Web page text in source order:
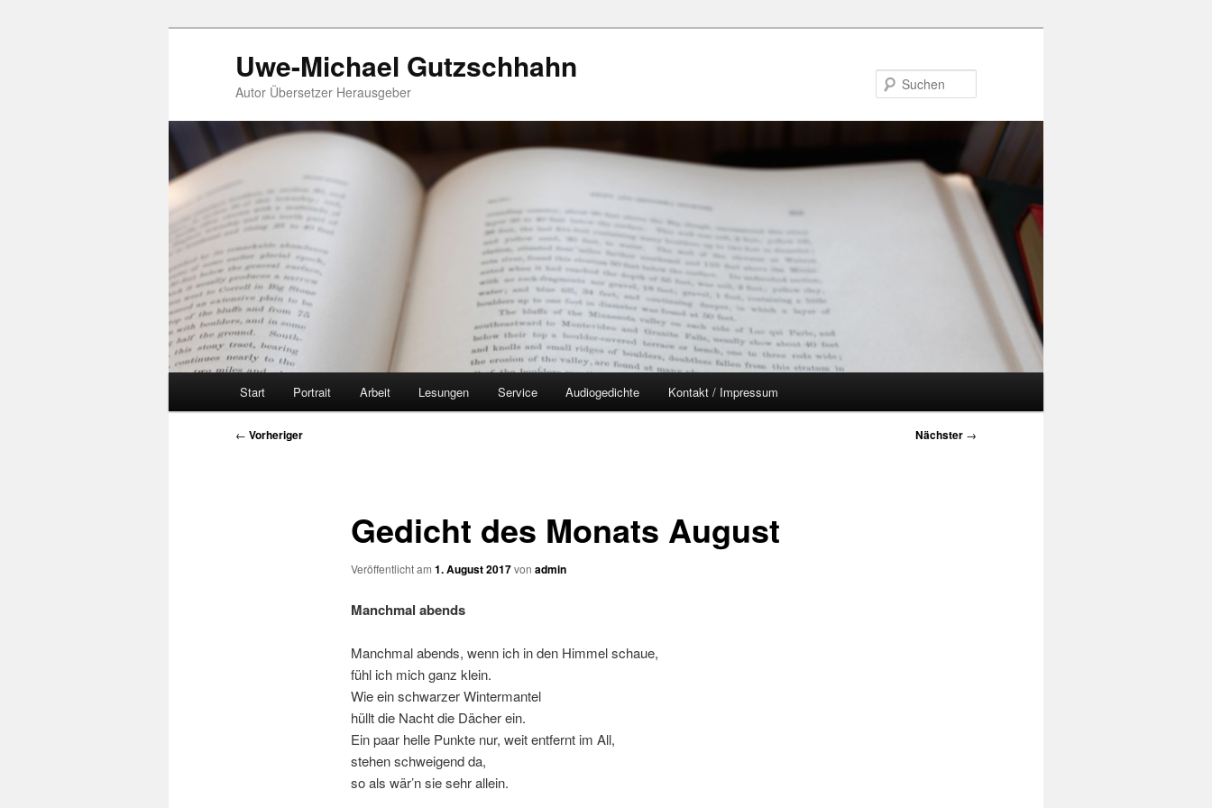
Uwe-Michael Gutzschhahn
Autor Übersetzer Herausgeber
Start Portrait Arbeit Lesungen Service Audiogedichte Kontakt / Impressum
Beitragsnavigation
← Vorheriger Nächster →
Gedicht des Monats August
Veröffentlicht am 1. August 2017von admin
Manchmal abends
Manchmal abends, wenn ich in den Himmel schaue,
fühl ich mich ganz klein.
Wie ein schwarzer Wintermantel
hüllt die Nacht die Dächer ein.
Ein paar helle Punkte nur, weit entfernt im All,
stehen schweigend da,
so als wär’n sie sehr allein.